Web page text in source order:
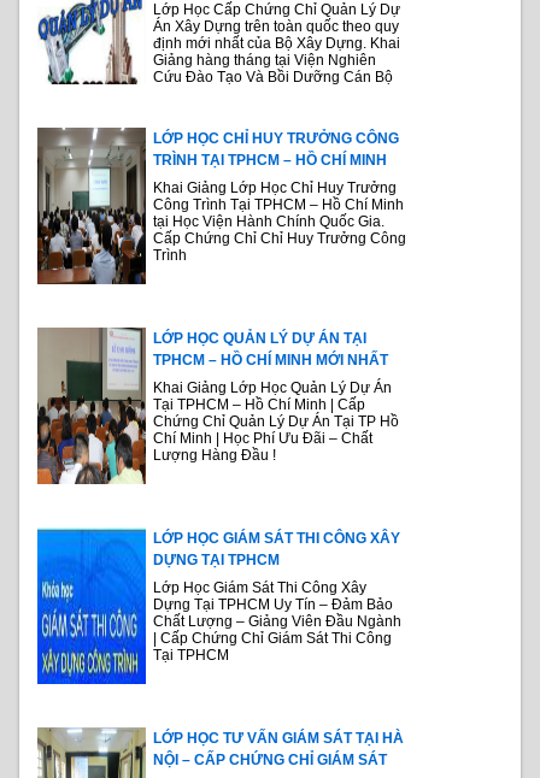
Lớp Học Cấp Chứng Chỉ Quản Lý Dự
Án Xây Dựng trên toàn quốc theo quy
định mới nhất của Bộ Xây Dựng. Khai
Giảng hàng tháng tại Viện Nghiên
Cứu Đào Tạo Và Bồi Dưỡng Cán Bộ
LỚP HỌC CHỈ HUY TRƯỞNG CÔNG
TRÌNH TẠI TPHCM – HỒ CHÍ MINH
Khai Giảng Lớp Học Chỉ Huy Trưởng
Công Trình Tại TPHCM – Hồ Chí Minh
tại Học Viện Hành Chính Quốc Gia.
Cấp Chứng Chỉ Chỉ Huy Trưởng Công
Trình
LỚP HỌC QUẢN LÝ DỰ ÁN TẠI
TPHCM – HỒ CHÍ MINH MỚI NHẤT
Khai Giảng Lớp Học Quản Lý Dự Án
Tại TPHCM – Hồ Chí Minh | Cấp
Chứng Chỉ Quản Lý Dự Án Tại TP Hồ
Chí Minh | Học Phí Ưu Đãi – Chất
Lượng Hàng Đầu !
LỚP HỌC GIÁM SÁT THI CÔNG XÂY
DỰNG TẠI TPHCM
Lớp Học Giám Sát Thi Công Xây
Dựng Tại TPHCM Uy Tín – Đảm Bảo
Chất Lượng – Giảng Viên Đầu Ngành
| Cấp Chứng Chỉ Giám Sát Thi Công
Tại TPHCM
LỚP HỌC TƯ VẤN GIÁM SÁT TẠI HÀ
NỘI – CẤP CHỨNG CHỈ GIÁM SÁT